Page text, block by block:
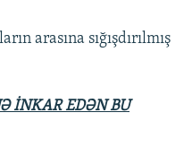
arasına sığışdırılmış
İNKAR EDƏN BU